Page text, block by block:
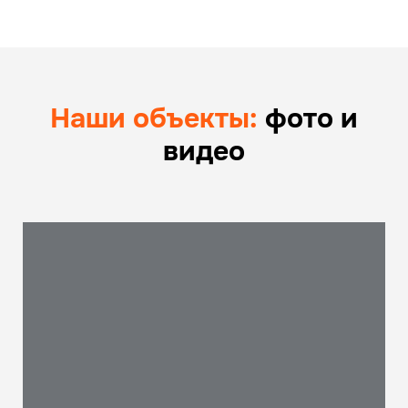
Наши объекты: фото и
видео